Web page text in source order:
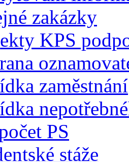
zakázky
KPS
zaměstnání
PS
stáže